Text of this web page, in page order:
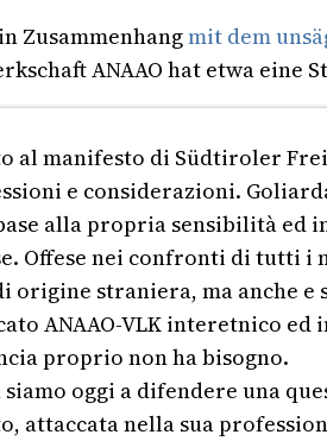
in Zusammenhangmit dem
ANAAO hat etwa eine
al manifesto di Südtiroler
e considerazioni.
alla propria sensibilità ed
Offese nei confronti di tutti i
origine straniera, ma anche
ANAAO-VLK interetnico
proprio non ha bisogno.
siamo oggi a difendere una
attaccata nella sua